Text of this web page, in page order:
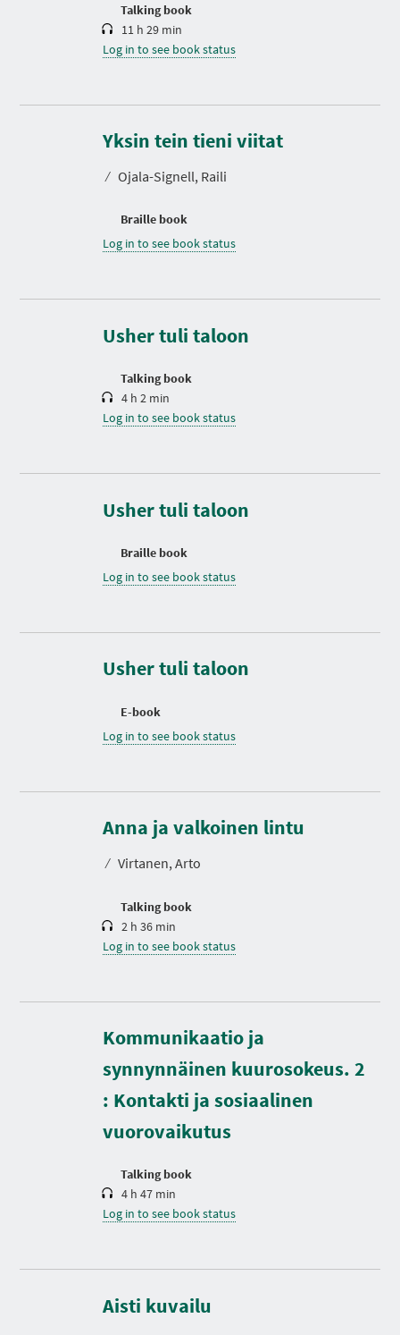
Talking book
11 h 29 min
Log in to see book status
Yksin tein tieni viitat
⁄ Ojala-Signell, Raili
Braille book
Log in to see book status
Usher tuli taloon
Talking book
t
i
4 h 2 min
Log in to see book status
Usher tuli taloon
Braille book
Log in to see book status
Usher tuli taloon
E-book
Log in to see book status
Anna ja valkoinen lintu
⁄ Virtanen, Arto
Talking book
D
r
a
i
2 h 36 min
Log in to see book status
Kommunikaatio ja
synnynnäinen kuurosokeus. 2
: Kontakti ja sosiaalinen
vuorovaikutus
Talking book
u
a
i
4 h 47 min
Log in to see book status
Aisti kuvailu
D
r
a